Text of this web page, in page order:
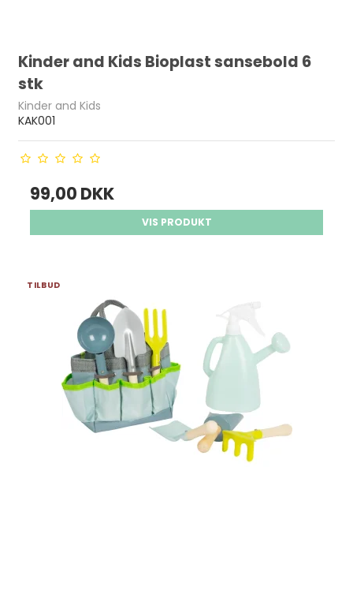
Kinder and Kids Bioplast sansebold 6
stk
Kinder and Kids
KAK001
99,00 DKK
VIS PRODUKT
TILBUD